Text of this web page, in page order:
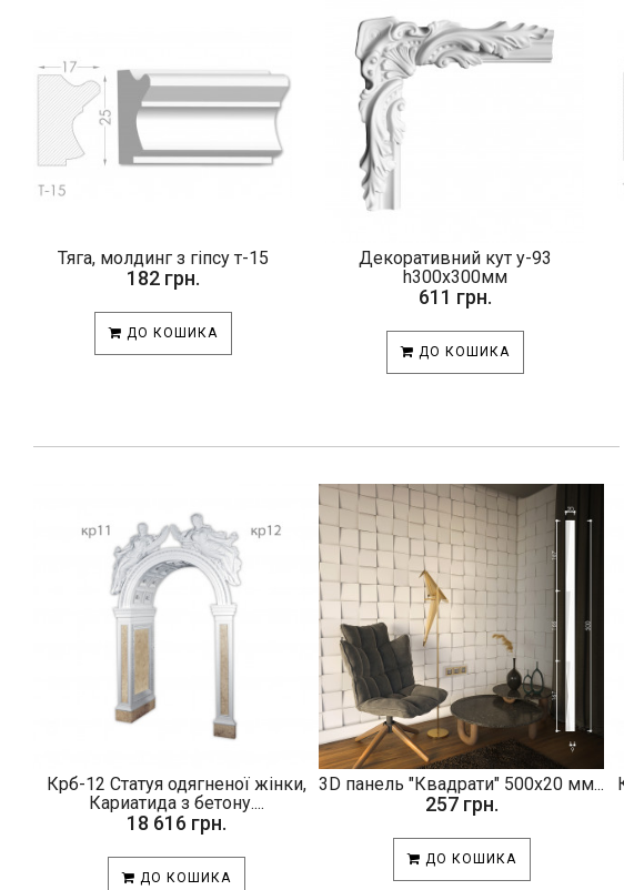
Тяга, молдинг з гіпсу т-15
182 грн.
ДО КОШИКА
Декоративний кут у-93
h300х300мм
611 грн.
ДО КОШИКА
Крб-12 Статуя одягненої жінки,
Кариатида з бетону....
18 616 грн.
ДО КОШИКА
3D панель "Квадрати" 500х20 мм...
257 грн.
ДО КОШИКА